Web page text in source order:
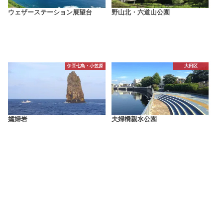
ウェザーステーション展望台 野山北・六道山公園
伊豆七島・小笠原
孀婦岩
大田区
夫婦橋親水公園